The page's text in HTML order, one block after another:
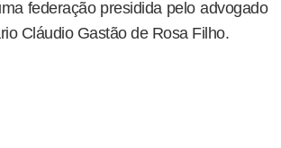
federação presidida pelo advogado
Cláudio Gastão de Rosa Filho.